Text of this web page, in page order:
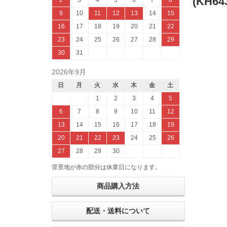
9
10 11 12 13 14
15
16
17 18 19 20 21
22
23
24 25 26 27 28
29
30
31
2026年9月
日 月 火 水 木 金
土
1
2 3 4
5
6
7 8 9 10 11
12
13
14 15 16 17 18
19
20
21 22 23 24 25
26
27
28 29 30
背景地が赤の部分は休業日になります。
商品購入方法
配送・送料について